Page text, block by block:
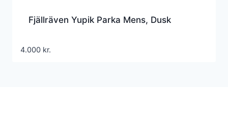
Fjällräven Yupik Parka Mens, Dusk
4.000 kr.